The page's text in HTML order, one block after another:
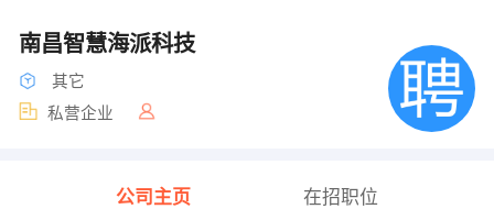
南昌智慧海派科技
其它
私营企业
公司主页 在招职位